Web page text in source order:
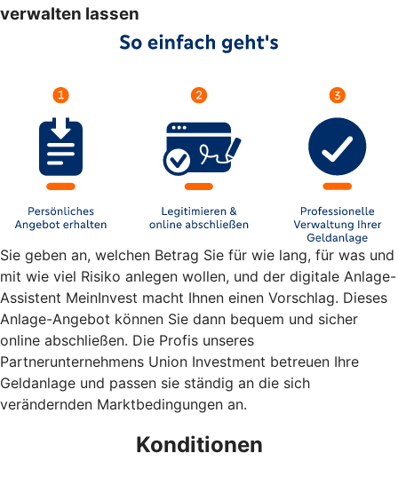
verwalten lassen
Sie geben an, welchen Betrag Sie für wie lang, für was und
mit wie viel Risiko anlegen wollen, und der digitale Anlage-
Assistent MeinInvest macht Ihnen einen Vorschlag. Dieses
Anlage-Angebot können Sie dann bequem und sicher
online abschließen. Die Profis unseres
Partnerunternehmens Union Investment betreuen Ihre
Geldanlage und passen sie ständig an die sich
verändernden Marktbedingungen an.
Konditionen